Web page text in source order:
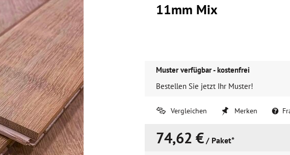
11mm Mix
Muster verfügbar - kostenfrei
Bestellen Sie jetzt Ihr Muster!
Vergleichen Merken
74,62 € / Paket*